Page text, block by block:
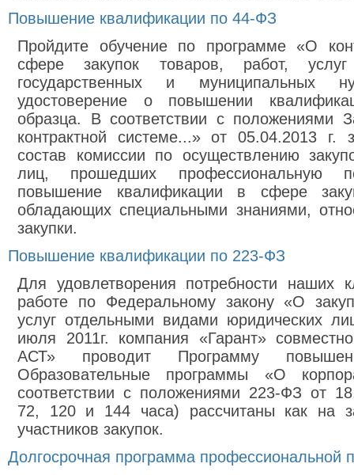
Повышение квалификации по 44-ФЗ
Пройдите обучение по программе «О
сфере закупок товаров, работ,
государственных и муниципальных
удостоверение о повышении
образца. В соответствии с
контрактной системе...» от 05.04.2013 г.
состав комиссии по осуществлению
лиц, прошедших профессиональную
повышение квалификации в сфере
обладающих специальными знаниями,
закупки.
Повышение квалификации по 223-ФЗ
Для удовлетворения потребности наших
работе по Федеральному закону «О
услуг отдельными видами юридических
июля 2011г. компания «Гарант»
АСТ» проводит Программу
Образовательные программы «О
соответствии с положениями 223-ФЗ от
72, 120 и 144 часа) рассчитаны как на
участников закупок.
Долгосрочная программа профессиональной